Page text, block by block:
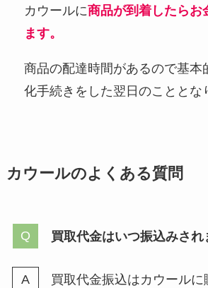
カウールに商品が到着したらお
ます。
商品の配達時間があるので基本
化手続きをした翌日のこととな
カウールのよくある質問
買取代金はいつ振込みされ
買取代金振込はカウールに